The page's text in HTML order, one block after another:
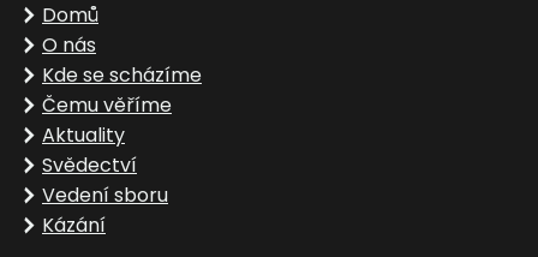
Domů
O nás
Kde se scházíme
Čemu věříme
Aktuality
Svědectví
Vedení sboru
Kázání